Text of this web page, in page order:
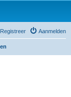
Aanmelden
Registreer